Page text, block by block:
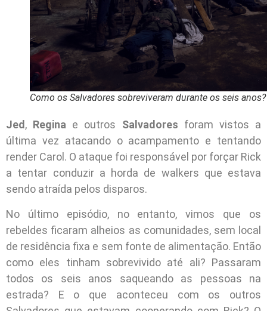
Como os Salvadores sobreviveram durante os seis anos?
Jed, Regina e outros Salvadores foram vistos a
última vez atacando o acampamento e tentando
render Carol. O ataque foi responsável por forçar Rick
a tentar conduzir a horda de walkers que estava
sendo atraída pelos disparos.
No último episódio, no entanto, vimos que os
rebeldes ficaram alheios as comunidades, sem local
de residência fixa e sem fonte de alimentação. Então
como eles tinham sobrevivido até ali? Passaram
todos os seis anos saqueando as pessoas na
estrada? E o que aconteceu com os outros